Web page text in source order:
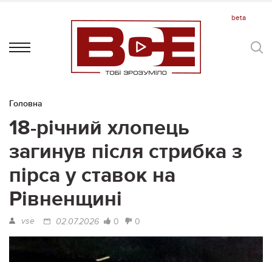
Головна
18-річний хлопець
загинув після стрибка з
пірса у ставок на
Рівненщині
vse 02.07.2026 0 0